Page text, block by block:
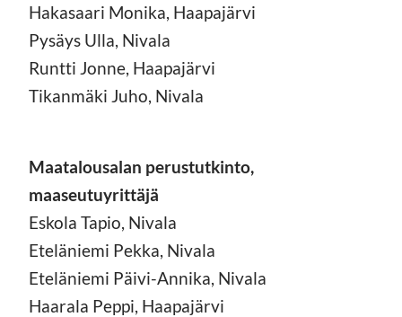
Hakasaari Monika, Haapajärvi
Pysäys Ulla, Nivala
Runtti Jonne, Haapajärvi
Tikanmäki Juho, Nivala
Maatalousalan perustutkinto,
maaseutuyrittäjä
Eskola Tapio, Nivala
Eteläniemi Pekka, Nivala
Eteläniemi Päivi-Annika, Nivala
Haarala Peppi, Haapajärvi